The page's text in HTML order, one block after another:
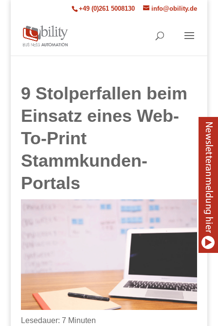
+49 (0)261 5008130 info@obility.de
9 Stolperfallen beim
Einsatz eines Web-
To-Print
Stammkunden-
Portals
Lesedauer: 7 Minuten